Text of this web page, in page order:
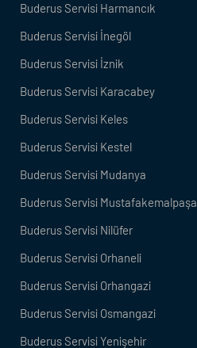
Buderus Servisi Harmancık
Buderus Servisi İnegöl
Buderus Servisi İznik
Buderus Servisi Karacabey
Buderus Servisi Keles
Buderus Servisi Kestel
Buderus Servisi Mudanya
Buderus Servisi Mustafakemalpaşa
Buderus Servisi Nilüfer
Buderus Servisi Orhaneli
Buderus Servisi Orhangazi
Buderus Servisi Osmangazi
Buderus Servisi Yenişehir